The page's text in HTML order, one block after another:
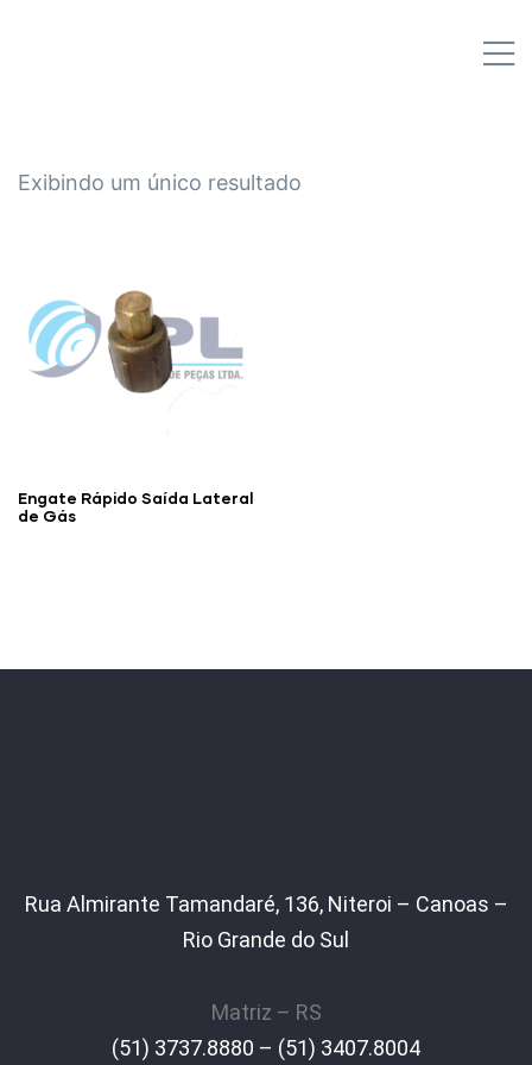
Exibindo um único resultado
Engate Rápido Saída Lateral
de Gás
Rua Almirante Tamandaré, 136, Niteroi – Canoas –
Rio Grande do Sul
Matriz – RS
(51) 3737.8880 – (51) 3407.8004